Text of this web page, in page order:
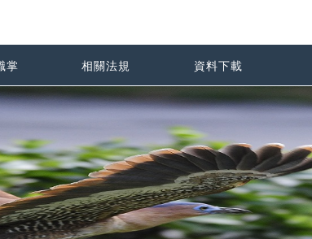
掌 相關法規 資料下載